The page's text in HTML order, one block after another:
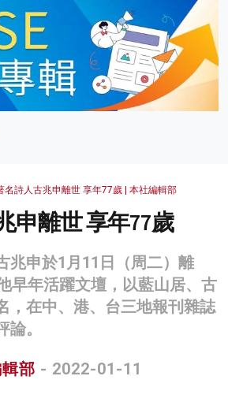
名詩人古兆申離世 享年77歲 | 本社編輯部
申離世 享年77歲
兆申於1月11日（周二）離
早年活躍文壇，以藍山居、古
，在中、港、台三地報刊雜誌
。
部 - 2022-01-11